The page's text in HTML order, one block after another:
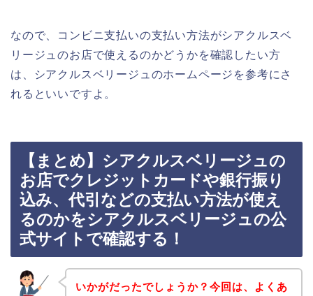
なので、コンビニ支払いの支払い方法がシアクルスベ
リージュのお店で使えるのかどうかを確認したい方
は、シアクルスベリージュのホームページを参考にさ
れるといいですよ。
【まとめ】シアクルスベリージュの
お店でクレジットカードや銀行振り
込み、代引などの支払い方法が使え
るのかをシアクルスベリージュの公
式サイトで確認する！
いかがだったでしょうか？今回は、よくあ